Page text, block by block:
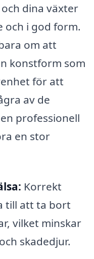
dina växter
och i god form.
om att
konstform som
för att
av de
professionell
en stor
Korrekt
till att ta bort
vilket minskar
skadedjur.